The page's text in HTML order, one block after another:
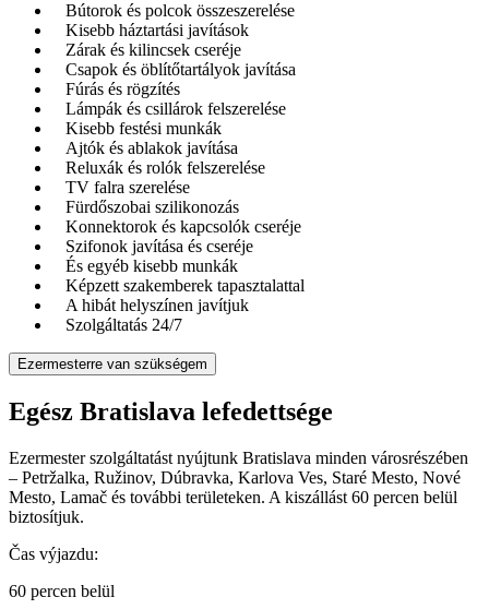
Bútorok és polcok összeszerelése
Kisebb háztartási javítások
Zárak és kilincsek cseréje
Csapok és öblítőtartályok javítása
Fúrás és rögzítés
Lámpák és csillárok felszerelése
Kisebb festési munkák
Ajtók és ablakok javítása
Reluxák és rolók felszerelése
TV falra szerelése
Fürdőszobai szilikonozás
Konnektorok és kapcsolók cseréje
Szifonok javítása és cseréje
És egyéb kisebb munkák
Képzett szakemberek tapasztalattal
A hibát helyszínen javítjuk
Szolgáltatás 24/7
Ezermesterre van szükségem
Egész Bratislava lefedettsége
Ezermester szolgáltatást nyújtunk Bratislava minden városrészében
– Petržalka, Ružinov, Dúbravka, Karlova Ves, Staré Mesto, Nové
Mesto, Lamač és további területeken. A kiszállást 60 percen belül
biztosítjuk.
Čas výjazdu:
60 percen belül